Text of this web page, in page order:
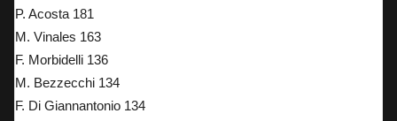
P. Acosta 181
M. Vinales 163
F. Morbidelli 136
M. Bezzecchi 134
F. Di Giannantonio 134